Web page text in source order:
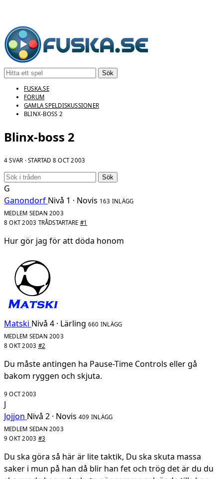
Sök
FUSKA.SE
FORUM
GAMLA SPELDISKUSSIONER
BLINX-BOSS 2
Blinx-boss 2
4 SVAR · STARTAD 8 OCT 2003
Sök
G
Ganondorf Nivå 1 · Novis 163 INLÄGG
MEDLEM SEDAN 2003
8 OKT 2003 TRÅDSTARTARE #1
Hur gör jag för att döda honom
Matski Nivå 4 · Lärling 660 INLÄGG
MEDLEM SEDAN 2003
8 OKT 2003 #2
Du måste antingen ha Pause-Time Controls eller gå
bakom ryggen och skjuta.
9 OCT 2003
J
Jojjon Nivå 2 · Novis 409 INLÄGG
MEDLEM SEDAN 2003
9 OKT 2003 #3
Du ska göra så här är lite taktik, Du ska skuta massa
saker i mun på han då blir han fet och trög det är du du